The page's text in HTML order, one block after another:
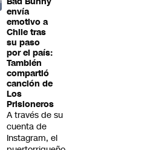
envía
emotivo a
Chile tras
su paso
por el país:
También
compartió
canción de
Los
Prisioneros
A través de su
cuenta de
Instagram, el